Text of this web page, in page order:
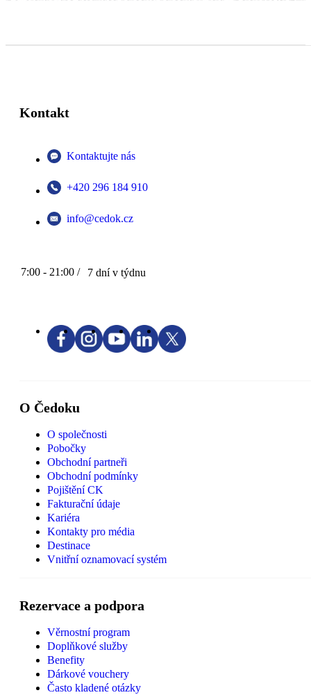
Kontakt
Kontaktujte nás
+420 296 184 910
info@cedok.cz
7:00 - 21:00 / 7 dní v týdnu
O Čedoku
O společnosti
Pobočky
Obchodní partneři
Obchodní podmínky
Pojištění CK
Fakturační údaje
Kariéra
Kontakty pro média
Destinace
Vnitřní oznamovací systém
Rezervace a podpora
Věrnostní program
Doplňkové služby
Benefity
Dárkové vouchery
Často kladené otázky